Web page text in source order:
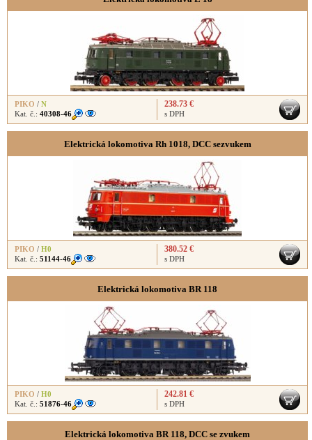
PIKO / N
Kat. č.: 40308-46
238.73 €
s DPH
Elektrická lokomotiva Rh 1018, DCC sezvukem
PIKO / H0
Kat. č.: 51144-46
380.52 €
s DPH
Elektrická lokomotiva BR 118
PIKO / H0
Kat. č.: 51876-46
242.81 €
s DPH
Elektrická lokomotiva BR 118, DCC se zvukem